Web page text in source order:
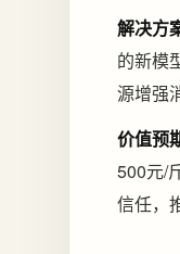
解决方
的新模
源增强
价值预
500元/
信任，